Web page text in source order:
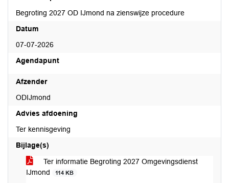
Begroting 2027 OD IJmond na zienswijze procedure
Datum
07-07-2026
Agendapunt
Afzender
ODIJmond
Advies afdoening
Ter kennisgeving
Bijlage(s)
Ter informatie Begroting 2027 Omgevingsdienst
IJmond
114 KB